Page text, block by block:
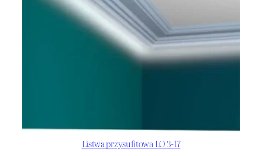
Listwa przysufitowa LO 3-17